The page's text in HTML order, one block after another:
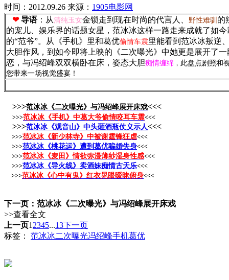
时间：2012.09.26 来源： 1905电影网
❤ 导语：从清纯玉女金锁走到现在时尚的代言人、 野性难驯 的
的宠儿、娱乐界的话题女星，范冰冰这样一路走来成就了如今
的“范爷”。从《手机》里和葛优偷情车震里能看到范冰冰叛逆
大胆作风，到如今即将上映的《二次曝光》中她更是展开了一
恋，与冯绍峰双双横卧在床，姿态大胆痴情缠绵 ， 此盘点剧照和
您带来一场视觉盛宴！
>>>范冰冰《二次曝光》与冯绍峰展开床戏<<<
>>>范冰冰《手机》中葛大爷偷情咬耳车震<<<
>>>范冰冰《观音山》中头砸酒瓶仗义示人<<<
>>>范冰冰《新少林寺》中被谢霆锋狂虐<<<
>>>范冰冰《桃花运》遭到葛优骗婚失身<<<
>>>范冰冰《麦田》情欲弥漫薄纱湿身性感<<<
>>>范冰冰《导火线》卖酒妹痴情古天乐<<<
>>>范冰冰《心中有鬼》红衣晃眼暧昧俯身<<<
下一页：范冰冰《二次曝光》与冯绍峰展开床戏
>>查看全文
上一页1 2345...13下一页
标签：
范冰冰二次曝光冯绍峰手机葛优